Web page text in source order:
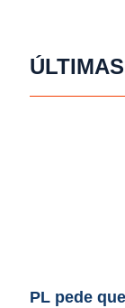
PL pede